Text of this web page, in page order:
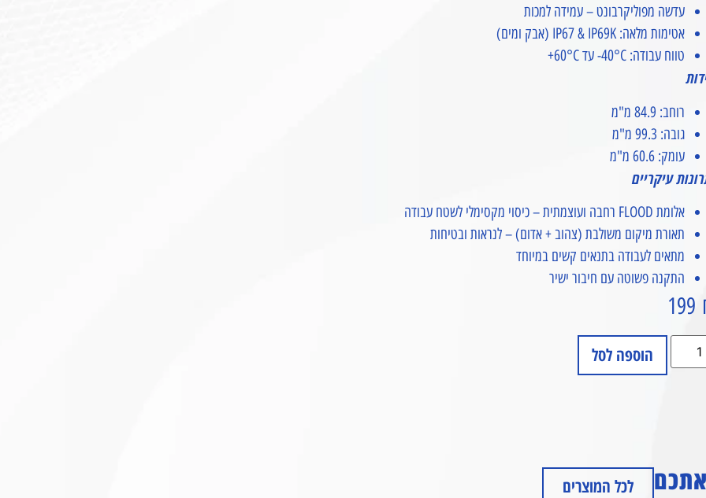
עדשה מפוליקרבונט – עמידה למכות
אטימות מלאה: IP67 & IP69K (אבק ומים)
טווח עבודה: ‎-40°C עד ‎+60°C
רוחב: 84.9 מ"מ
גובה: 99.3 מ"מ
עומק: 60.6 מ"מ
עיקריים
אלומת FLOOD רחבה ועוצמתית – כיסוי מקסימלי לשטח עבודה
תאורת מיקום משולבת (צהוב + אדום) – לנראות ובטיחות
מתאים לעבודה בתנאים קשים במיוחד
התקנה פשוטה עם חיבור ישיר
199
הוספה לסל
לכל המוצרים